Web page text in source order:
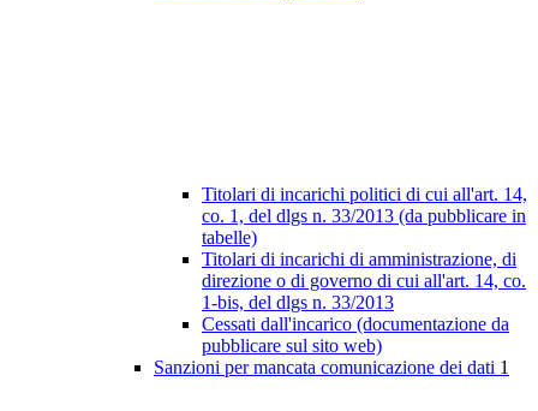
Titolari di incarichi politici di cui all'art. 14,
co. 1, del dlgs n. 33/2013 (da pubblicare in
tabelle)
Titolari di incarichi di amministrazione, di
direzione o di governo di cui all'art. 14, co.
1-bis, del dlgs n. 33/2013
Cessati dall'incarico (documentazione da
pubblicare sul sito web)
Sanzioni per mancata comunicazione dei dati 1